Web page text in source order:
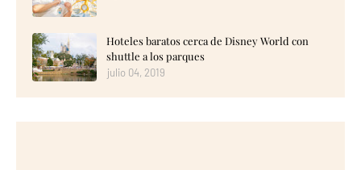
Hoteles baratos cerca de Disney World con
shuttle a los parques
julio 04, 2019